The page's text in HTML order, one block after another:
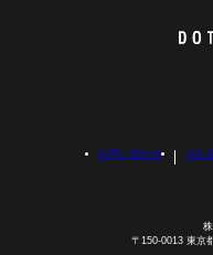
お問い合わせ 03-
〒150-0013 東京